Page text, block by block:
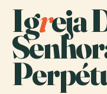
Igreja